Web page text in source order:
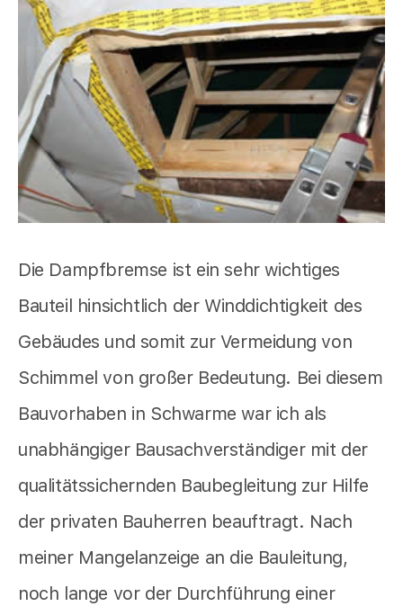
Die Dampfbremse ist ein sehr wichtiges
Bauteil hinsichtlich der Winddichtigkeit des
Gebäudes und somit zur Vermeidung von
Schimmel von großer Bedeutung. Bei diesem
Bauvorhaben in Schwarme war ich als
unabhängiger Bausachverständiger mit der
qualitätssichernden Baubegleitung zur Hilfe
der privaten Bauherren beauftragt. Nach
meiner Mangelanzeige an die Bauleitung,
noch lange vor der Durchführung einer